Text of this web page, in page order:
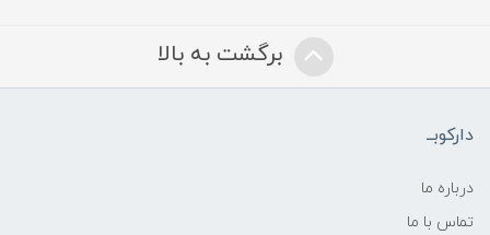
برگشت به بالا
دارکوبــ
درباره ما
تماس با ما